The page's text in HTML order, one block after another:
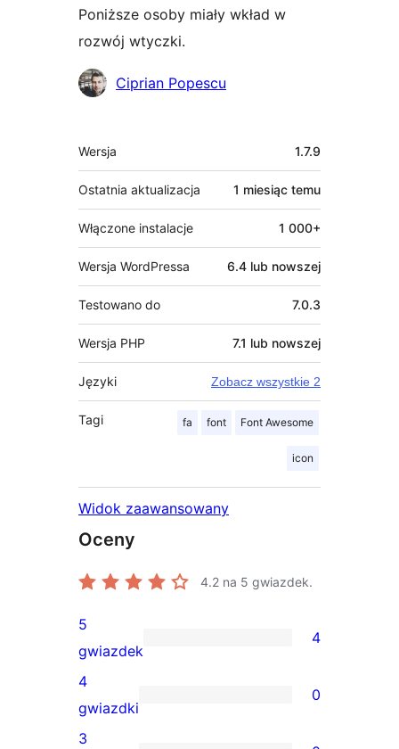
Poniższe osoby miały wkład w
rozwój wtyczki.
Zaangażowani
Ciprian Popescu
Meta
Wersja 1.7.9
Ostatnia aktualizacja 1 miesiąc temu
Włączone instalacje 1 000+
Wersja WordPressa 6.4 lub nowszej
Testowano do 7.0.3
Wersja PHP 7.1 lub nowszej
Języki Zobacz wszystkie 2
Tagi fa font Font Awesome
icon
Widok zaawansowany
Oceny
4.2 na 5 gwiazdek.
4
recenzje
5-
gwiazdkowe
5
gwiazdek
4
0
recenzji
4
gwiazdki
0
3